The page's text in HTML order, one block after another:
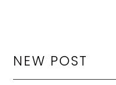
NEW POST